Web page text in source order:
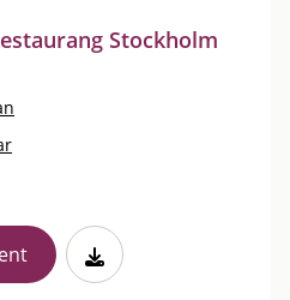
Stockholm